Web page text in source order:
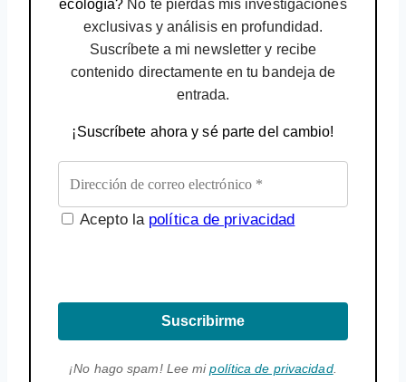
ecología? No te pierdas mis investigaciones
exclusivas y análisis en profundidad.
Suscríbete a mi newsletter y recibe
contenido directamente en tu bandeja de
entrada.
¡Suscríbete ahora y sé parte del cambio!
Acepto la política de privacidad
Suscribirme
¡No hago spam! Lee mipolítica de privacidad.